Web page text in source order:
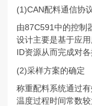
(1)CAN配料通信协
由87C591中的控制
设计主要是基于应
ID资源从而完成对
(2)采样方案的确定
称重配料系统通过
温度过程时间常数